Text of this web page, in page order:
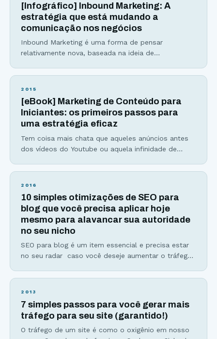
principais figuras do marketing digital
[Infográfico] Inbound Marketing: A
estratégia que está mudando a
comunicação nos negócios
Inbound Marketing é uma forma de pensar
relativamente nova, baseada na ideia de
qualidade direcionado para um público-alvo,
logo abaixo) O “novo marketing” (Inbound
Marketing) é qualquer tática de marketing que se
baseia em
2015
[eBook] Marketing de Conteúdo para
Iniciantes: os primeiros passos para
uma estratégia eficaz
Tem coisa mais chata que aqueles anúncios antes
dos vídeos do Youtube ou aquela infinidade de
Bom, não sou só eu e você que achamos isso um
pessoas deixam seus sites favoritos pelo
2016
10 simples otimizações de SEO para
blog que você precisa aplicar hoje
mesmo para alavancar sua autoridade
no seu nicho
SEO para blog é um item essencial e precisa estar
no seu radar caso você deseje aumentar o tráfego
preocupar é agora! SEO para blog ou também
blog perante os mecanismos
2013
7 simples passos para você gerar mais
tráfego para seu site (garantido!)
O tráfego de um site é como o oxigênio em nosso